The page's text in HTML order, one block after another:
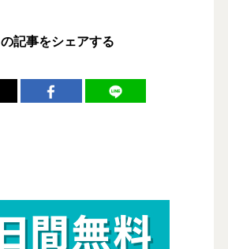
記事をシェアする